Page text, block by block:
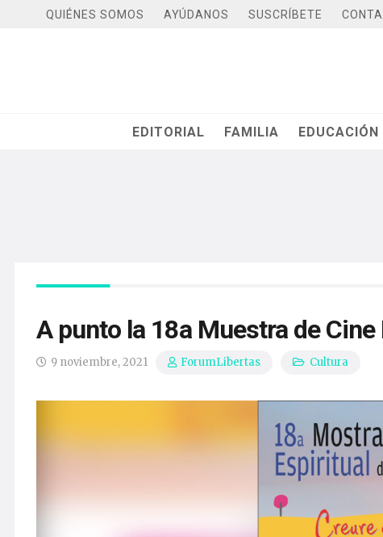
QUIÉNES SOMOS AYÚDANOS SUSCRÍBETE
EDITORIAL FAMILIA EDUCACIÓN
A punto la 18a Muestra de
9 noviembre, 2021 ForumLibertas Cultura